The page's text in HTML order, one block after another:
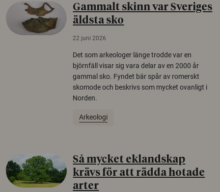
Gammalt skinn var Sveriges
äldsta sko
22 juni 2026
Det som arkeologer länge trodde var en
björnfäll visar sig vara delar av en 2000 år
gammal sko. Fyndet bär spår av romerskt
skomode och beskrivs som mycket ovanligt i
Norden.
Arkeologi
Så mycket eklandskap
krävs för att rädda hotade
arter